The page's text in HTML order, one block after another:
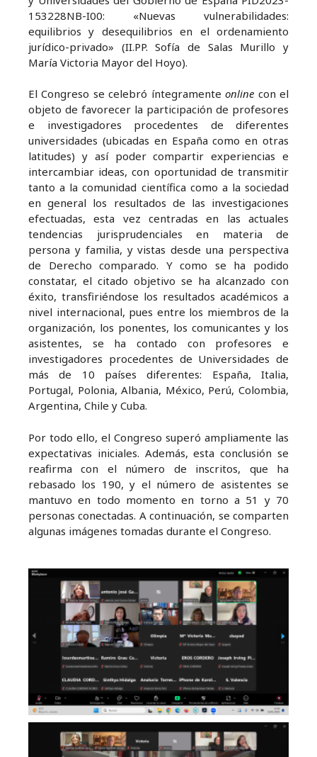
153228NB-I00: «Nuevas vulnerabilidades:
equilibrios y desequilibrios en el ordenamiento
jurídico-privado» (II.PP. Sofía de Salas Murillo y
María Victoria Mayor del Hoyo).
El Congreso se celebró íntegramente online con el
objeto de favorecer la participación de profesores
e investigadores procedentes de diferentes
universidades (ubicadas en España como en otras
latitudes) y así poder compartir experiencias e
intercambiar ideas, con oportunidad de transmitir
tanto a la comunidad científica como a la sociedad
en general los resultados de las investigaciones
efectuadas, esta vez centradas en las actuales
tendencias jurisprudenciales en materia de
persona y familia, y vistas desde una perspectiva
de Derecho comparado. Y como se ha podido
constatar, el citado objetivo se ha alcanzado con
éxito, transfiriéndose los resultados académicos a
nivel internacional, pues entre los miembros de la
organización, los ponentes, los comunicantes y los
asistentes, se ha contado con profesores e
investigadores procedentes de Universidades de
más de 10 países diferentes: España, Italia,
Portugal, Polonia, Albania, México, Perú, Colombia,
Argentina, Chile y Cuba.
Por todo ello, el Congreso superó ampliamente las
expectativas iniciales. Además, esta conclusión se
reafirma con el número de inscritos, que ha
rebasado los 190, y el número de asistentes se
mantuvo en todo momento en torno a 51 y 70
personas conectadas. A continuación, se comparten
algunas imágenes tomadas durante el Congreso.